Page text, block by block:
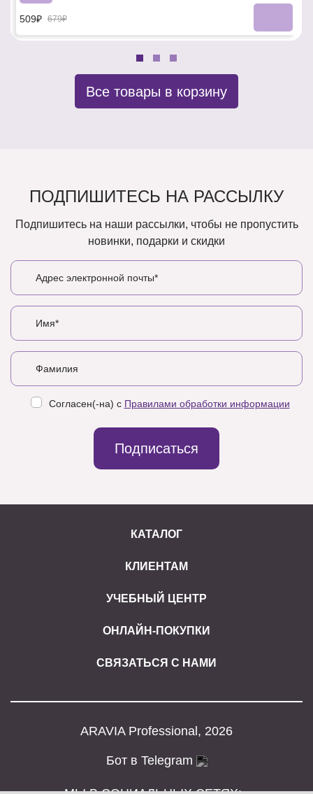
509₽ 679₽
Все товары в корзину
ПОДПИШИТЕСЬ НА РАССЫЛКУ
Подпишитесь на наши рассылки, чтобы не пропустить
новинки, подарки и скидки
Согласен(-на) с Правилами обработки информации
Подписаться
КАТАЛОГ
КЛИЕНТАМ
УЧЕБНЫЙ ЦЕНТР
ОНЛАЙН-ПОКУПКИ
СВЯЗАТЬСЯ С НАМИ
ARAVIA Professional, 2026
Бот в Telegram